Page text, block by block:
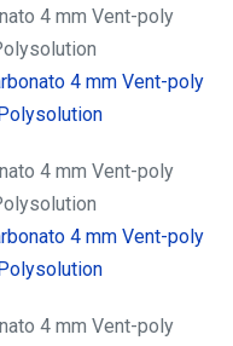
4 mm Vent-poly
4 mm Vent-poly
4 mm Vent-poly